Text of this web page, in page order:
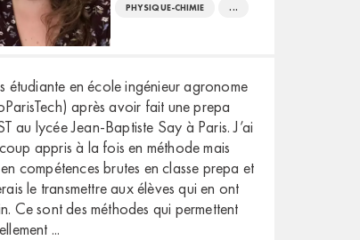
PHYSIQUE-CHIMIE ...
étudiante en école ingénieur agronome
après avoir fait une prepa
au lycée Jean-Baptiste Say à Paris. J’ai
appris à la fois en méthode mais
compétences brutes en classe prepa et
le transmettre aux élèves qui en ont
Ce sont des méthodes qui permettent
...